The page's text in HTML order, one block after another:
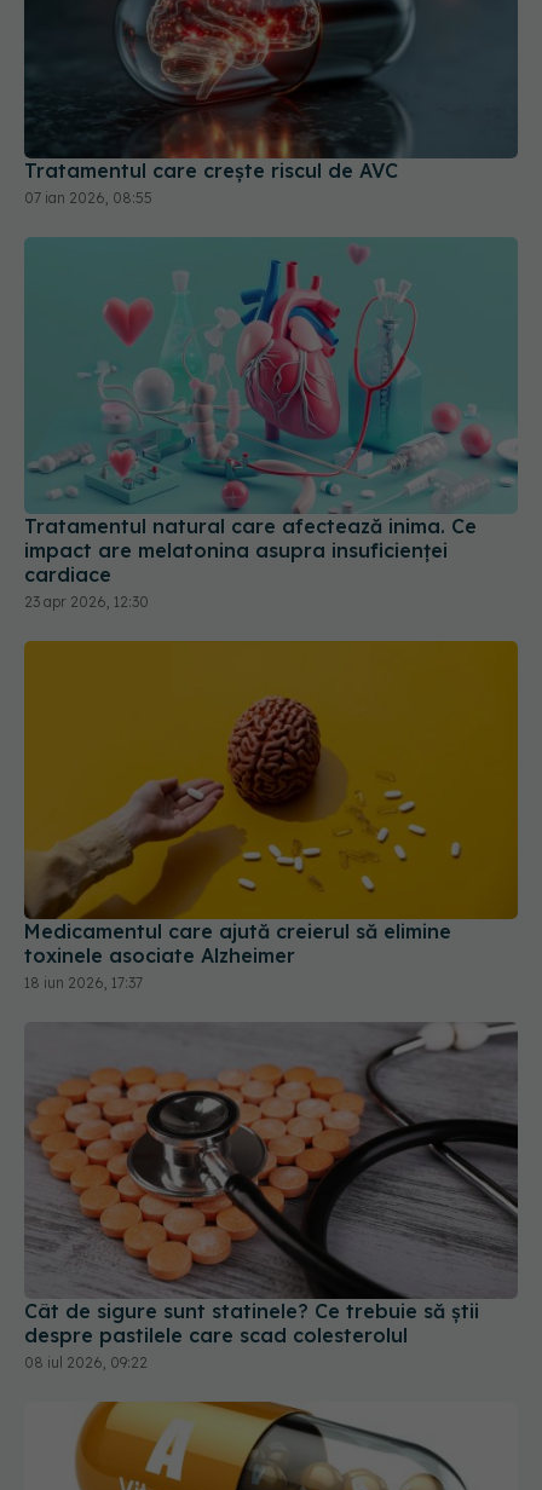
Tratamentul care crește riscul de AVC
07 ian 2026, 08:55
Tratamentul natural care afectează inima. Ce
impact are melatonina asupra insuficienței
cardiace
23 apr 2026, 12:30
Medicamentul care ajută creierul să elimine
toxinele asociate Alzheimer
18 iun 2026, 17:37
Cât de sigure sunt statinele? Ce trebuie să știi
despre pastilele care scad colesterolul
08 iul 2026, 09:22